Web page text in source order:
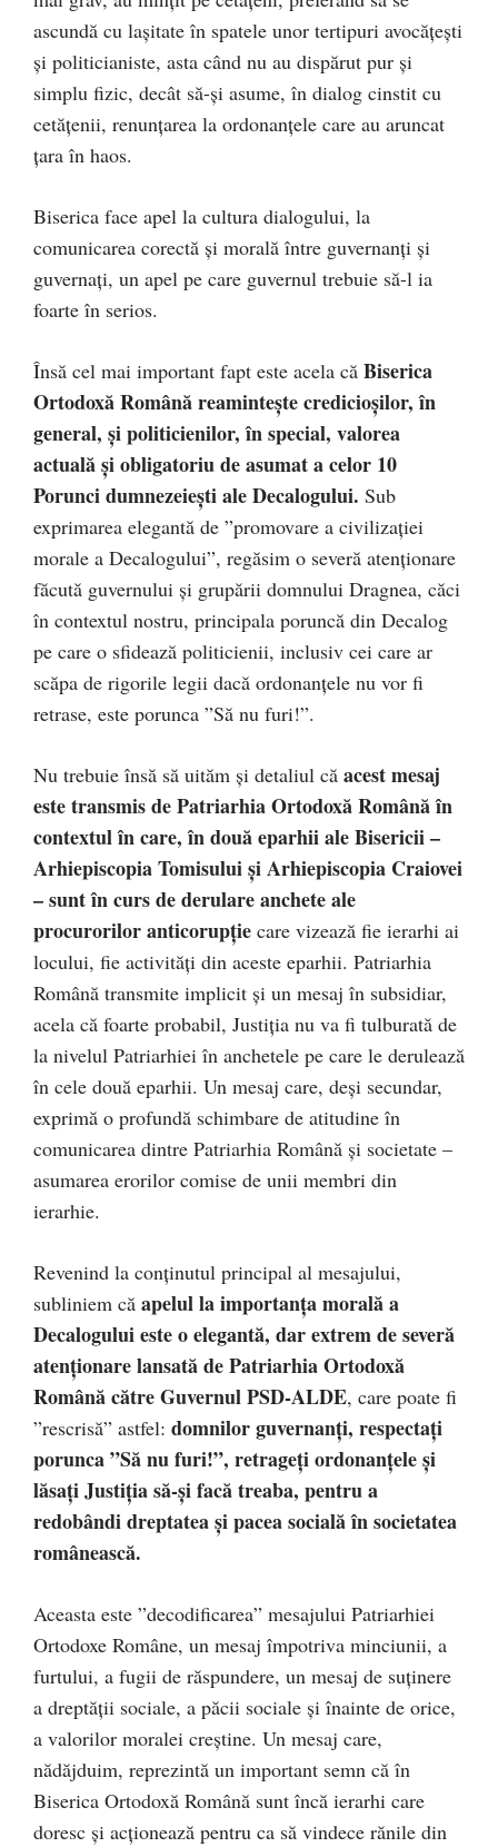
ascundă cu lașitate în spatele unor tertipuri avocățești
și politicianiste, asta când nu au dispărut pur și
simplu fizic, decât să-și asume, în dialog cinstit cu
cetățenii, renunțarea la ordonanțele care au aruncat
țara în haos.
Biserica face apel la cultura dialogului, la
comunicarea corectă și morală între guvernanți și
guvernați, un apel pe care guvernul trebuie să-l ia
foarte în serios.
Însă cel mai important fapt este acela că Biserica
Ortodoxă Română reamintește credicioșilor, în
general, și politicienilor, în special, valorea
actuală și obligatoriu de asumat a celor 10
Porunci dumnezeiești ale Decalogului. Sub
exprimarea elegantă de ”promovare a civilizației
morale a Decalogului”, regăsim o severă atenționare
făcută guvernului și grupării domnului Dragnea, căci
în contextul nostru, principala poruncă din Decalog
pe care o sfidează politicienii, inclusiv cei care ar
scăpa de rigorile legii dacă ordonanțele nu vor fi
retrase, este porunca ”Să nu furi!”.
Nu trebuie însă să uităm și detaliul că acest mesaj
este transmis de Patriarhia Ortodoxă Română în
contextul în care, în două eparhii ale Bisericii –
Arhiepiscopia Tomisului și Arhiepiscopia Craiovei
– sunt în curs de derulare anchete ale
procurorilor anticorupție care vizează fie ierarhi ai
locului, fie activități din aceste eparhii. Patriarhia
Română transmite implicit și un mesaj în subsidiar,
acela că foarte probabil, Justiția nu va fi tulburată de
la nivelul Patriarhiei în anchetele pe care le derulează
în cele două eparhii. Un mesaj care, deși secundar,
exprimă o profundă schimbare de atitudine în
comunicarea dintre Patriarhia Română și societate –
asumarea erorilor comise de unii membri din
ierarhie.
Revenind la conținutul principal al mesajului,
subliniem că apelul la importanța morală a
Decalogului este o elegantă, dar extrem de severă
atenționare lansată de Patriarhia Ortodoxă
Română către Guvernul PSD-ALDE, care poate fi
”rescrisă” astfel: domnilor guvernanți, respectați
porunca ”Să nu furi!”, retrageți ordonanțele și
lăsați Justiția să-și facă treaba, pentru a
redobândi dreptatea și pacea socială în societatea
românească.
Aceasta este ”decodificarea” mesajului Patriarhiei
Ortodoxe Române, un mesaj împotriva minciunii, a
furtului, a fugii de răspundere, un mesaj de suținere
a dreptății sociale, a păcii sociale și înainte de orice,
a valorilor moralei creștine. Un mesaj care,
nădăjduim, reprezintă un important semn că în
Biserica Ortodoxă Română sunt încă ierarhi care
doresc și acționează pentru ca să vindece rănile din